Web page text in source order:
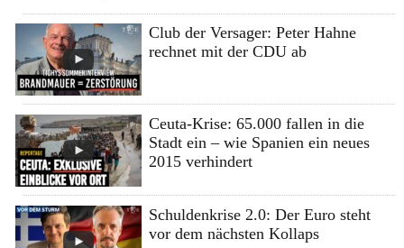
Club der Versager: Peter Hahne
rechnet mit der CDU ab
Ceuta-Krise: 65.000 fallen in die
Stadt ein – wie Spanien ein neues
2015 verhindert
Schuldenkrise 2.0: Der Euro steht
vor dem nächsten Kollaps